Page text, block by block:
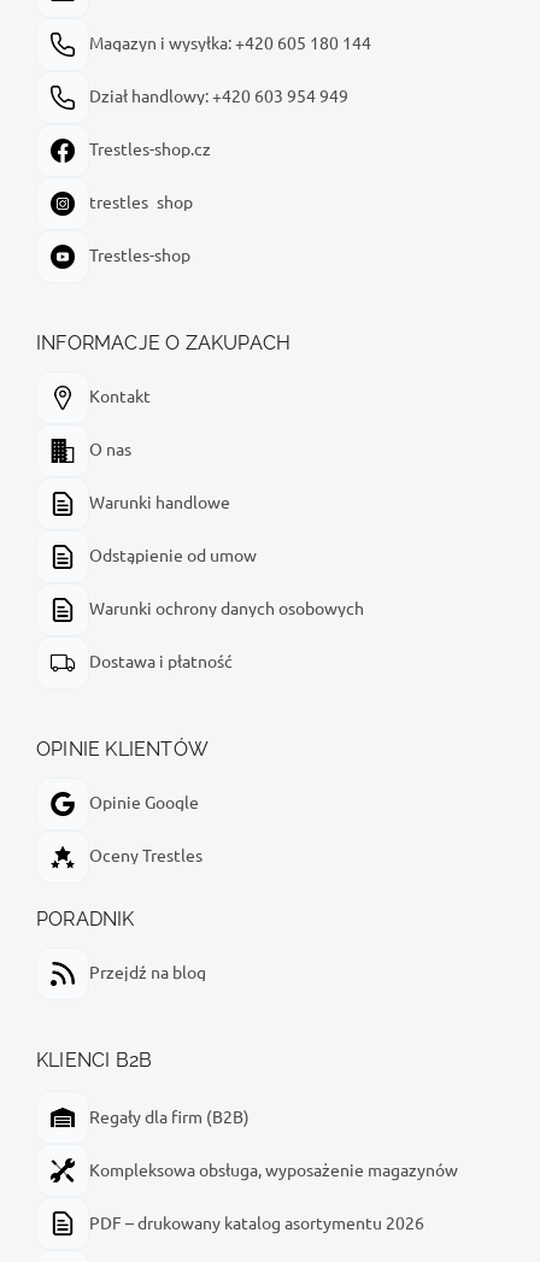
Magazyn i wysyłka: +420 605 180 144
Dział handlowy: +420 603 954 949
Trestles-shop.cz
trestles_shop
Trestles-shop
INFORMACJE O ZAKUPACH
Kontakt
O nas
Warunki handlowe
Odstąpienie od umow
Warunki ochrony danych osobowych
Dostawa i płatność
OPINIE KLIENTÓW
Opinie Google
Oceny Trestles
PORADNIK
Przejdź na blog
KLIENCI B2B
Regały dla firm (B2B)
Kompleksowa obsługa, wyposażenie magazynów
PDF – drukowany katalog asortymentu 2026